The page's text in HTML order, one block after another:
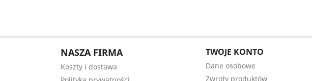
NASZA FIRMA
Koszty i dostawa
TWOJE KONTO
Dane osobowe
Zwroty produktów